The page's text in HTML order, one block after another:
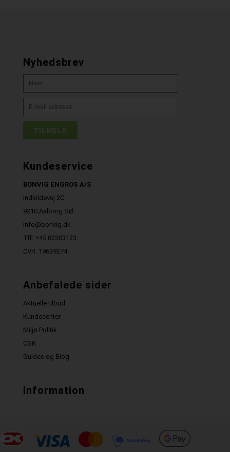
Nyhedsbrev
Kundeservice
BONVIG ENGROS A/S
Indkildevej 2C
9210 Aalborg SØ
info@bonvig.dk
Tlf: +45 82303123
CVR: 19639274
Anbefalede sider
Aktuelle tilbud
Kundecenter
Miljø Politik
CSR
Guides og Blog
Information